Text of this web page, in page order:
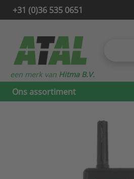
+31 (0)36 535 0651
Ons assortiment
een merk van Hitma B.V.